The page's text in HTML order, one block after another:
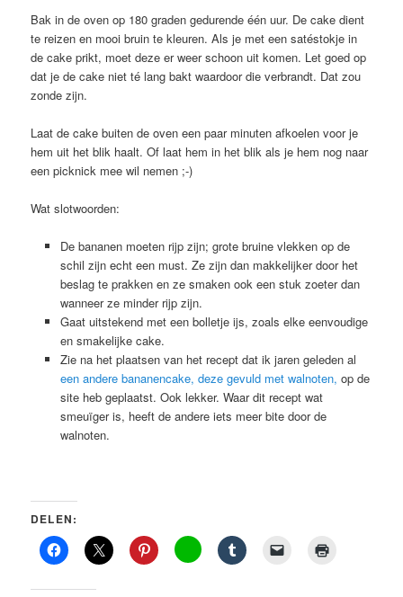
Bak in de oven op 180 graden gedurende één uur. De cake dient
te reizen en mooi bruin te kleuren. Als je met een satéstokje in
de cake prikt, moet deze er weer schoon uit komen. Let goed op
dat je de cake niet té lang bakt waardoor die verbrandt. Dat zou
zonde zijn.
Laat de cake buiten de oven een paar minuten afkoelen voor je
hem uit het blik haalt. Of laat hem in het blik als je hem nog naar
een picknick mee wil nemen ;-)
Wat slotwoorden:
De bananen moeten rijp zijn; grote bruine vlekken op de
schil zijn echt een must. Ze zijn dan makkelijker door het
beslag te prakken en ze smaken ook een stuk zoeter dan
wanneer ze minder rijp zijn.
Gaat uitstekend met een bolletje ijs, zoals elke eenvoudige
en smakelijke cake.
Zie na het plaatsen van het recept dat ik jaren geleden al
een andere bananencake, deze gevuld met walnoten, op de
site heb geplaatst. Ook lekker. Waar dit recept wat
smeuïger is, heeft de andere iets meer bite door de
walnoten.
DELEN: